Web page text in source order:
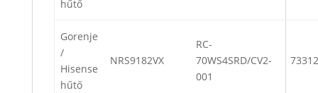
hűtő
Gorenje
/
Hisense
hűtő
NRS9182VX
RC-
70WS4SRD/CV2-
001